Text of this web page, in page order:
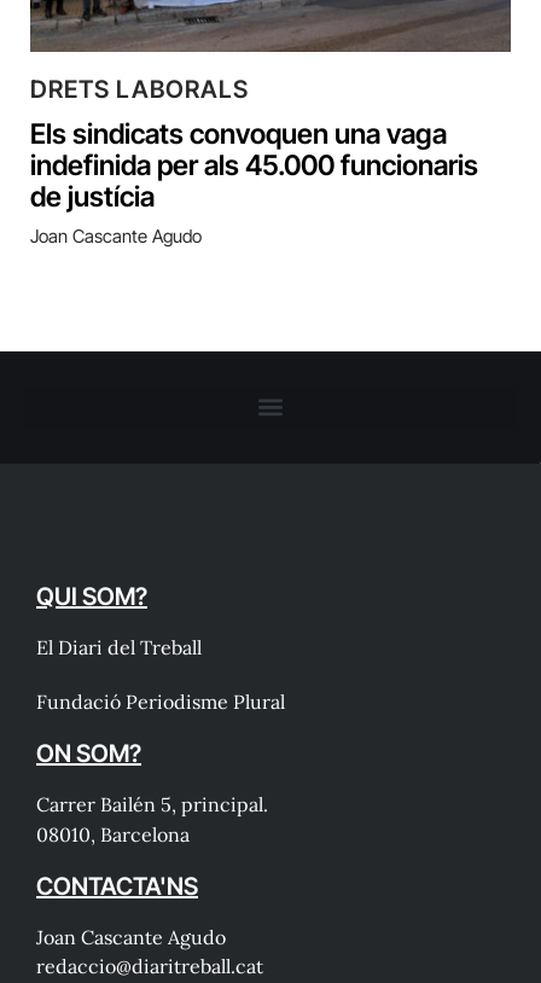
DRETS LABORALS
Els sindicats convoquen una vaga
indefinida per als 45.000 funcionaris
de justícia
Joan Cascante Agudo
QUI SOM?
El Diari del Treball
Fundació Periodisme Plural
ON SOM?
Carrer Bailén 5, principal.
08010, Barcelona
CONTACTA'NS
Joan Cascante Agudo
redaccio@diaritreball.cat